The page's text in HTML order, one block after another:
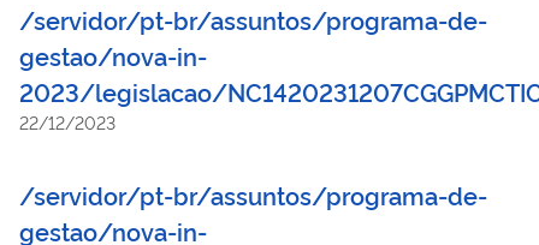
/servidor/pt-br/assuntos/programa-de-
gestao/nova-in-
2023/legislacao/
22/12/2023
/servidor/pt-br/assuntos/programa-de-
gestao/nova-in-